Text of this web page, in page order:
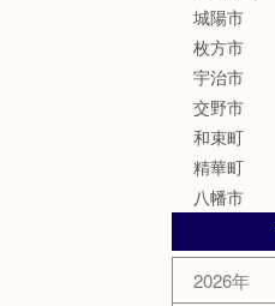
城陽市
枚方市
宇治市
交野市
和束町
精華町
八幡市
2026年